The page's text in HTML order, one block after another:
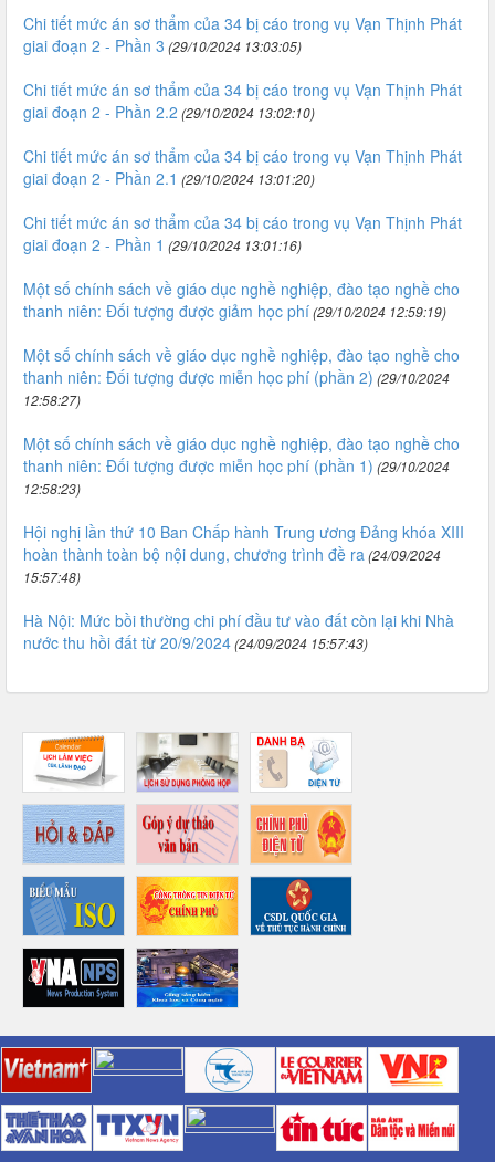
Chi tiết mức án sơ thẩm của 34 bị cáo trong vụ Vạn Thịnh Phát
giai đoạn 2 - Phần 3 (29/10/2024 13:03:05)
Chi tiết mức án sơ thẩm của 34 bị cáo trong vụ Vạn Thịnh Phát
giai đoạn 2 - Phần 2.2 (29/10/2024 13:02:10)
Chi tiết mức án sơ thẩm của 34 bị cáo trong vụ Vạn Thịnh Phát
giai đoạn 2 - Phần 2.1 (29/10/2024 13:01:20)
Chi tiết mức án sơ thẩm của 34 bị cáo trong vụ Vạn Thịnh Phát
giai đoạn 2 - Phần 1 (29/10/2024 13:01:16)
Một số chính sách về giáo dục nghề nghiệp, đào tạo nghề cho
thanh niên: Đối tượng được giảm học phí(29/10/2024 12:59:19)
Một số chính sách về giáo dục nghề nghiệp, đào tạo nghề cho
thanh niên: Đối tượng được miễn học phí (phần 2) (29/10/2024
12:58:27)
Một số chính sách về giáo dục nghề nghiệp, đào tạo nghề cho
thanh niên: Đối tượng được miễn học phí (phần 1) (29/10/2024
12:58:23)
Hội nghị lần thứ 10 Ban Chấp hành Trung ương Đảng khóa XIII
hoàn thành toàn bộ nội dung, chương trình đề ra (24/09/2024
15:57:48)
Hà Nội: Mức bồi thường chi phí đầu tư vào đất còn lại khi Nhà
nước thu hồi đất từ 20/9/2024(24/09/2024 15:57:43)